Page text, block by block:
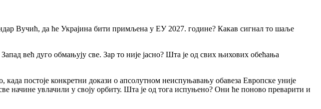
Вучић, да ће Украјина бити примљена у ЕУ 2027. године? Какав сигнал то шаље
већ дуго обмањују све. Зар то није јасно? Шта је од свих њихових обећања
постоје конкретни докази о апсолутном неиспуњавању обавеза Европске уније
начине увлачили у своју орбиту. Шта је од тога испуњено? Они ће поново преварити и